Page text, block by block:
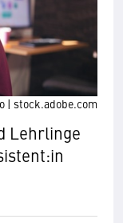
| stock.adobe.com
Lehrlinge